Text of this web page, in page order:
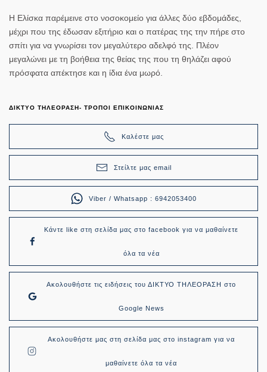
Η Ελίσκα παρέμεινε στο νοσοκομείο για άλλες δύο εβδομάδες,
μέχρι που της έδωσαν εξιτήριο και ο πατέρας της την πήρε στο
σπίτι για να γνωρίσει τον μεγαλύτερο αδελφό της. Πλέον
μεγαλώνει με τη βοήθεια της θείας της που τη θηλάζει αφού
πρόσφατα απέκτησε και η ίδια ένα μωρό.
ΔΙΚΤΥΟ ΤΗΛΕΟΡΑΣΗ- ΤΡΟΠΟΙ ΕΠΙΚΟΙΝΩΝΙΑΣ
Καλέστε μας
Στείλτε μας email
Viber / Whatsapp : 6942053400
Κάντε like στη σελίδα μας στο facebook για να μαθαίνετε
όλα τα νέα
Ακολουθήστε τις ειδήσεις του ΔΙΚΤΥΟ ΤΗΛΕΟΡΑΣΗ στο
Google News
Ακολουθήστε μας στη σελίδα μας στο instagram για να
μαθαίνετε όλα τα νέα